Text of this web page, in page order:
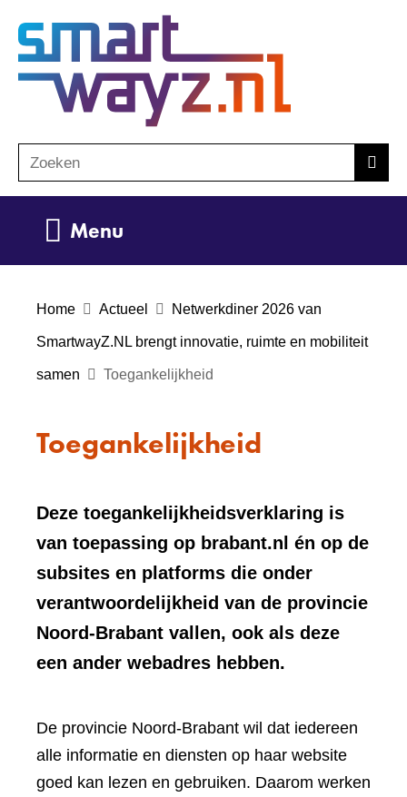
de
inhoud
o
e
Zoeken
Menu
Home Actueel Netwerkdiner 2026 van
SmartwayZ.NL brengt innovatie, ruimte en mobiliteit
samen Toegankelijkheid
Toegankelijkheid
Deze toegankelijkheidsverklaring is
van toepassing op brabant.nl én op de
subsites en platforms die onder
verantwoordelijkheid van de provincie
Noord-Brabant vallen, ook als deze
een ander webadres hebben.
De provincie Noord-Brabant wil dat iedereen
alle informatie en diensten op haar website
goed kan lezen en gebruiken. Daarom werken